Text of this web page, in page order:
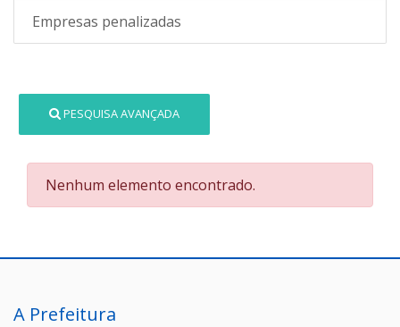
Empresas penalizadas
PESQUISA AVANÇADA
Nenhum elemento encontrado.
A Prefeitura